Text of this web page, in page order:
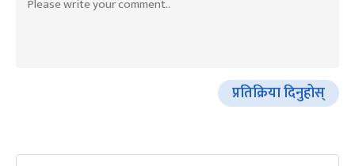
प्रतिक्रिया दिनुहोस्